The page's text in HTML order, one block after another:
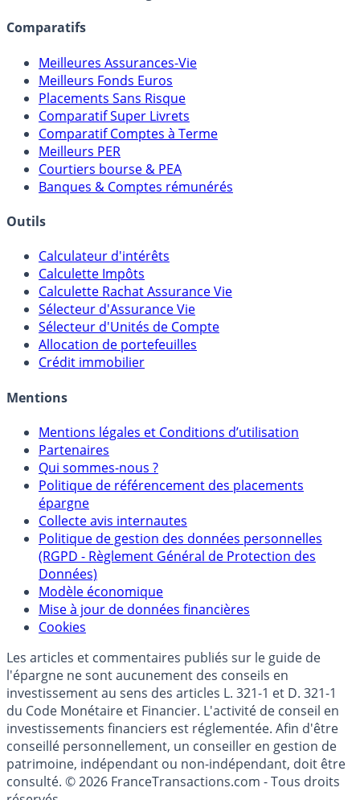
assureurs, sociétés de gestion, CGP, etc.
Comparatifs
Meilleures Assurances-Vie
Meilleurs Fonds Euros
Placements Sans Risque
Comparatif Super Livrets
Comparatif Comptes à Terme
Meilleurs PER
Banques & Comptes rémunérés
Outils
Calculateur d'intérêts
Calculette Impôts
Calculette Rachat Assurance Vie
Sélecteur d'Assurance Vie
Sélecteur d'Unités de Compte
Crédit immobilier
Mentions
Mentions légales et Conditions d’utilisation
Partenaires
Qui sommes-nous ?
Politique de référencement des placements
épargne
Collecte avis internautes
Politique de gestion des données personnelles
(RGPD - Règlement Général de Protection des
Données)
Modèle économique
Cookies
Les articles et commentaires publiés sur le guide de
l'épargne ne sont aucunement des conseils en
investissement au sens des articles L. 321-1 et D. 321-1
du Code Monétaire et Financier. L'activité de conseil en
investissements financiers est réglementée. Afin d'être
conseillé personnellement, un conseiller en gestion de
patrimoine, indépendant ou non-indépendant, doit être